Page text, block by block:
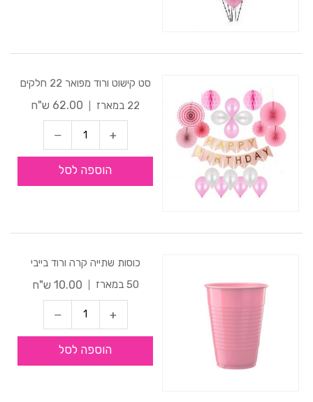
סט קישוט ורוד מפואר 22 חלקים
22 במארז
62.00 ש"ח
הוספה לסל
כוסות שתייה קרה ורוד בייבי
50 במארז
10.00 ש"ח
הוספה לסל